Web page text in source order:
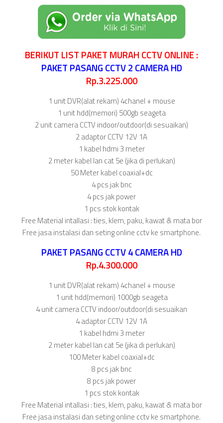
BERIKUT LIST PAKET MURAH CCTV ONLINE :
PAKET PASANG CCTV 2 CAMERA HD
Rp.3.225.000
1 unit DVR(alat rekam) 4chanel + mouse
1 unit hdd(memori) 500gb seageta
2 unit camera CCTV indoor/outdoor(di sesuaikan)
2 adaptor CCTV 12V 1A
1 kabel hdmi 3 meter
2 meter kabel lan cat 5e (jika di perlukan)
50 Meter kabel coaxial+dc
4 pcs jak bnc
4 pcs jak power
1 pcs stok kontak
Free Material intallasi : ties, klem, paku, kawat & mata bor
Free jasa instalasi dan seting online cctv ke smartphone.
PAKET PASANG CCTV 4 CAMERA HD
Rp.4.300.000
1 unit DVR(alat rekam) 4chanel + mouse
1 unit hdd(memori) 1000gb seageta
4 unit camera CCTV indoor/outdoor(di sesuaikan
4 adaptor CCTV 12V 1A
1 kabel hdmi 3 meter
2 meter kabel lan cat 5e (jika di perlukan)
100 Meter kabel coaxial+dc
8 pcs jak bnc
8 pcs jak power
1 pcs stok kontak
Free Material intallasi : ties, klem, paku, kawat & mata bor
Free jasa instalasi dan seting online cctv ke smartphone.